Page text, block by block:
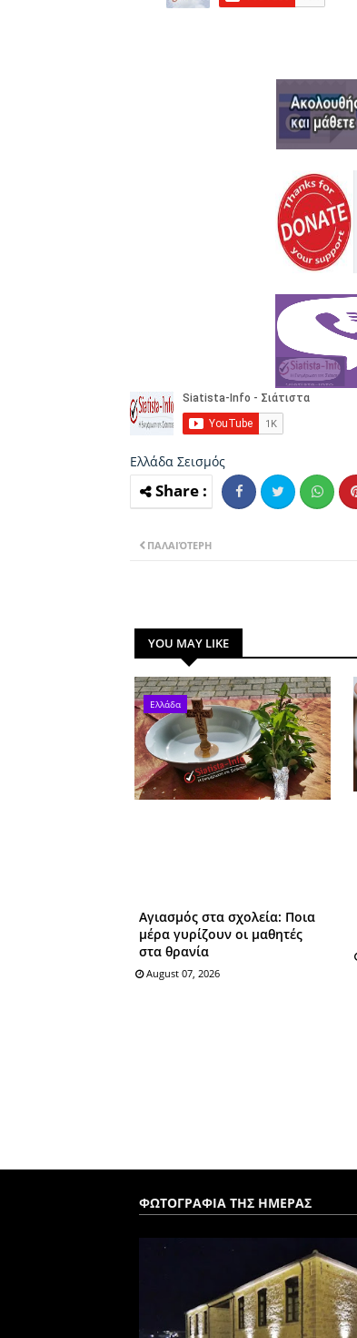
Ελλάδα Σεισμός
ΠΑΛΑΙΌΤΕΡΗ
YOU MAY LIKE
Ελλάδα
Αγιασμός στα σχολεία: Ποια
μέρα γυρίζουν οι μαθητές
στα θρανία
August 07, 2026
ΦΩΤΟΓΡΑΦΙΑ ΤΗΣ ΗΜΕΡΑΣ